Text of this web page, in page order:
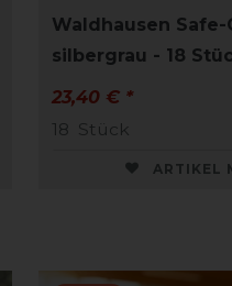
Waldhausen Safe-
silbergrau - 18
23,40 € *
18 Stück
ARTIKEL